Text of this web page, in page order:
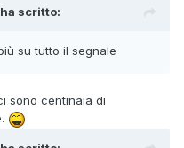
scritto:
su tutto il segnale
sono centinaia di